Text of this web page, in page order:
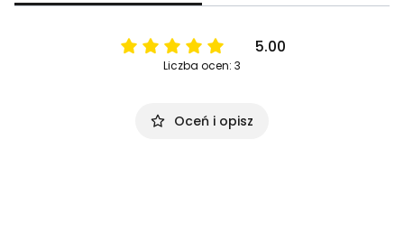
5.00
Liczba ocen: 3
Oceń i opisz